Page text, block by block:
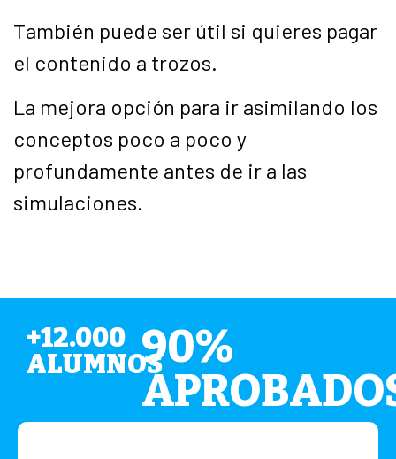
También puede ser útil si quieres pagar
el contenido a trozos.
La mejora opción para ir asimilando los
conceptos poco a poco y
profundamente antes de ir a las
simulaciones.
+12.000
ALUMNOS90%